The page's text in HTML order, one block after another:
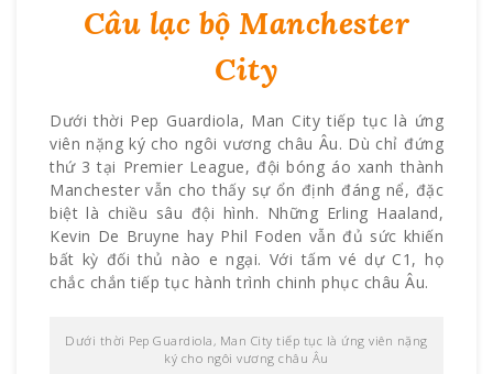
Câu lạc bộ Manchester
City
Dưới thời Pep Guardiola, Man City tiếp tục là ứng
viên nặng ký cho ngôi vương châu Âu. Dù chỉ đứng
thứ 3 tại Premier League, đội bóng áo xanh thành
Manchester vẫn cho thấy sự ổn định đáng nể, đặc
biệt là chiều sâu đội hình. Những Erling Haaland,
Kevin De Bruyne hay Phil Foden vẫn đủ sức khiến
bất kỳ đối thủ nào e ngại. Với tấm vé dự C1, họ
chắc chắn tiếp tục hành trình chinh phục châu Âu.
Dưới thời Pep Guardiola, Man City tiếp tục là ứng viên nặng
ký cho ngôi vương châu Âu